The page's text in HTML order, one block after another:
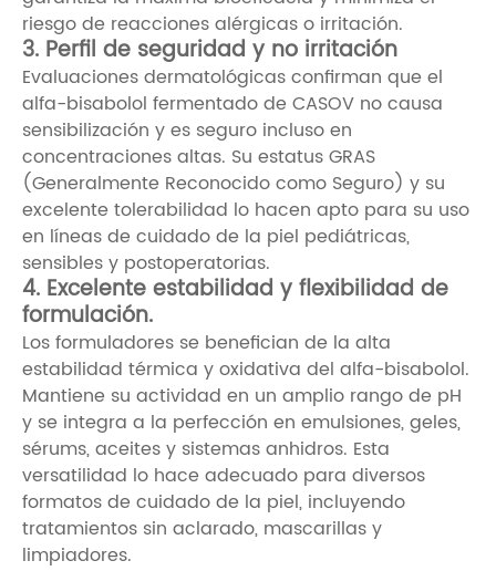
riesgo de reacciones alérgicas o irritación.
3. Perfil de seguridad y no irritación
Evaluaciones dermatológicas confirman que el
alfa-bisabolol fermentado de CASOV no causa
sensibilización y es seguro incluso en
concentraciones altas. Su estatus GRAS
(Generalmente Reconocido como Seguro) y su
excelente tolerabilidad lo hacen apto para su uso
en líneas de cuidado de la piel pediátricas,
sensibles y postoperatorias.
4. Excelente estabilidad y flexibilidad de
formulación.
Los formuladores se benefician de la alta
estabilidad térmica y oxidativa del alfa-bisabolol.
Mantiene su actividad en un amplio rango de pH
y se integra a la perfección en emulsiones, geles,
sérums, aceites y sistemas anhidros. Esta
versatilidad lo hace adecuado para diversos
formatos de cuidado de la piel, incluyendo
tratamientos sin aclarado, mascarillas y
limpiadores.